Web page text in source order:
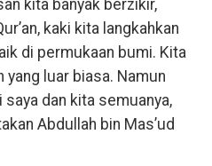
kita banyak berzikir,
kaki kita langkahkan
di permukaan bumi. Kita
yang luar biasa. Namun
dan kita semuanya,
Abdullah bin Mas’ud